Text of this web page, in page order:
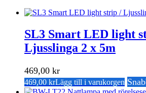
SL3 Smart LED light
Ljusslinga 2 x 5m
469,00 kr
469,00 krLägg till i varukorgen